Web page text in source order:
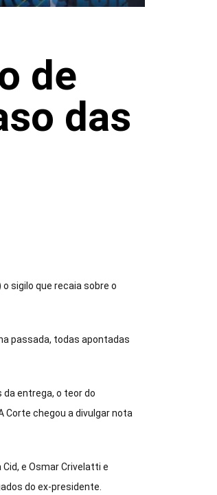
de
das
sigilo que recaia sobre o
passada, todas apontadas
entrega, o teor do
Corte chegou a divulgar nota
e Osmar Crivelatti e
do ex-presidente.